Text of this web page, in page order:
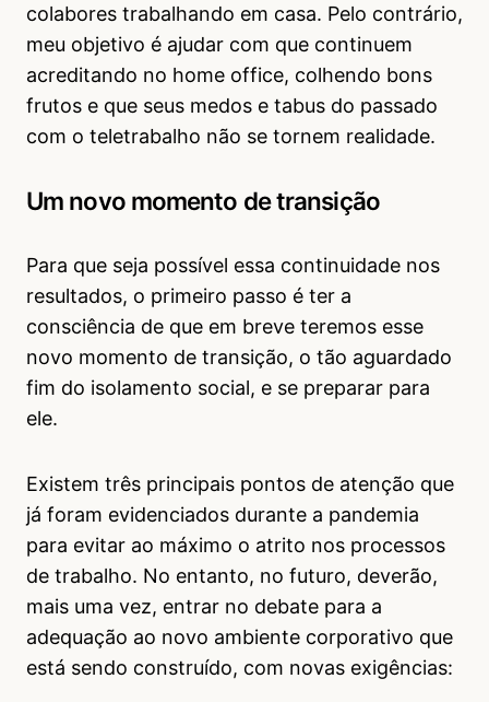
colabores trabalhando em casa. Pelo contrário,
meu objetivo é ajudar com que continuem
acreditando no home office, colhendo bons
frutos e que seus medos e tabus do passado
com o teletrabalho não se tornem realidade.
Um novo momento de transição
Para que seja possível essa continuidade nos
resultados, o primeiro passo é ter a
consciência de que em breve teremos esse
novo momento de transição, o tão aguardado
fim do isolamento social, e se preparar para
ele.
Existem três principais pontos de atenção que
já foram evidenciados durante a pandemia
para evitar ao máximo o atrito nos processos
de trabalho. No entanto, no futuro, deverão,
mais uma vez, entrar no debate para a
adequação ao novo ambiente corporativo que
está sendo construído, com novas exigências: